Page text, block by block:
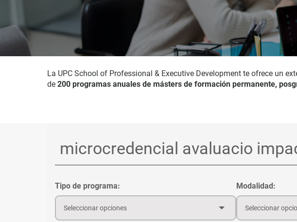
La UPC School of Professional & Executive Development te ofrece un
de 200 programas anuales de másters de formación permanente,
Tipo de programa:
Seleccionar opciones
Modalidad:
Seleccionar